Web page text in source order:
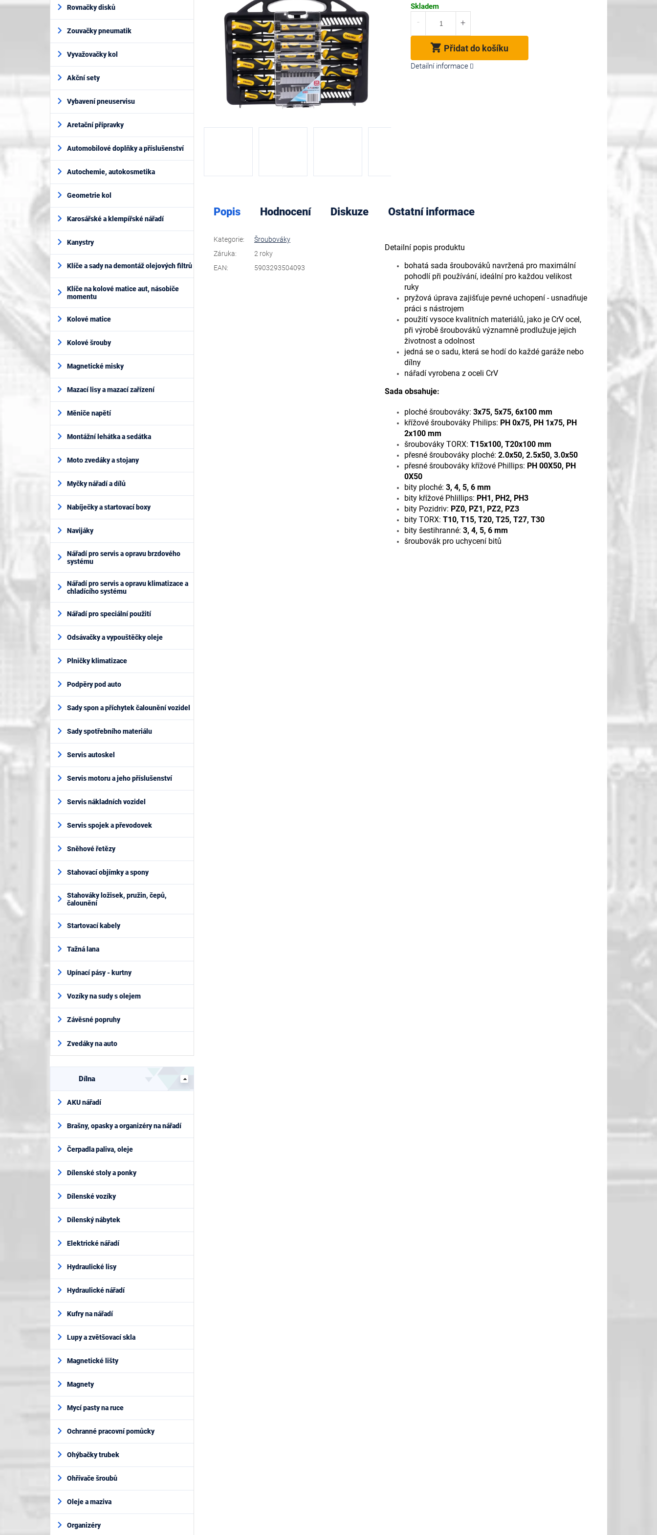
í
e
Rovnačky disků
Zouvačky pneumatik
Vyvažovačky kol
Akční sety
Vybavení pneuservisu
Aretační přípravky
Automobilové doplňky a příslušenství
Autochemie, autokosmetika
Geometrie kol
Karosářské a klempířské nářadí
Kanystry
Klíče a sady na demontáž olejových filtrů
Klíče na kolové matice aut, násobiče
momentu
Kolové matice
Kolové šrouby
Magnetické misky
Mazací lisy a mazací zařízení
Měniče napětí
Montážní lehátka a sedátka
Moto zvedáky a stojany
Myčky nářadí a dílů
Nabíječky a startovací boxy
Navijáky
Nářadí pro servis a opravu brzdového
systému
Nářadí pro servis a opravu klimatizace a
chladícího systému
Nářadí pro speciální použití
Odsávačky a vypouštěčky oleje
Plničky klimatizace
Podpěry pod auto
Sady spon a příchytek čalounění vozidel
Sady spotřebního materiálu
Servis autoskel
Servis motoru a jeho příslušenství
Servis nákladních vozidel
Servis spojek a převodovek
Sněhové řetězy
Stahovací objímky a spony
Stahováky ložisek, pružin, čepů,
čalounění
Startovací kabely
Tažná lana
Upínací pásy - kurtny
Vozíky na sudy s olejem
Závěsné popruhy
Zvedáky na auto
Dílna
AKU nářadí
Brašny, opasky a organizéry na nářadí
Čerpadla paliva, oleje
Dílenské stoly a ponky
Dílenské vozíky
Dílenský nábytek
Elektrické nářadí
Hydraulické lisy
Hydraulické nářadí
Kufry na nářadí
Lupy a zvětšovací skla
Magnetické lišty
Magnety
Mycí pasty na ruce
Ochranné pracovní pomůcky
Ohýbačky trubek
Ohřívače šroubů
Oleje a maziva
Organizéry
hvězdiček.
Měrná
Skladem
Přidat do košíku
Detailní informace
Popis Hodnocení Diskuze Ostatní informace
Detailní popis produktu
bohatá sada šroubováků navržená pro maximální
pohodlí při používání, ideální pro každou velikost
ruky
pryžová úprava zajišťuje pevné uchopení - usnadňuje
práci s nástrojem
použití vysoce kvalitních materiálů, jako je CrV ocel,
při výrobě šroubováků významně prodlužuje jejich
životnost a odolnost
jedná se o sadu, která se hodí do každé garáže nebo
dílny
nářadí vyrobena z oceli CrV
Sada obsahuje:
ploché šroubováky: 3x75, 5x75, 6x100 mm
křížové šroubováky Philips: PH 0x75, PH 1x75, PH
2x100 mm
šroubováky TORX: T15x100, T20x100 mm
přesné šroubováky ploché: 2.0x50, 2.5x50, 3.0x50
přesné šroubováky křížové Phillips: PH 00X50, PH
0X50
bity ploché:3, 4, 5, 6 mm
bity křížové Phlillips: PH1, PH2, PH3
bity Pozidriv: PZ0, PZ1, PZ2, PZ3
bity TORX:T10, T15, T20, T25, T27, T30
bity šestihranné:3, 4, 5, 6 mm
šroubovák pro uchycení bitů
Kategorie:
Šroubováky
Záruka:
2 roky
EAN: 5903293504093